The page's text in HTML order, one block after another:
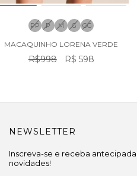
PP P M G GG
MACAQUINHO LORENA VERDE
R$998 R$ 598
NEWSLETTER
Inscreva-se e receba
novidades!